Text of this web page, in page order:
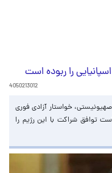
را ربوده است
4050213012
خواستار آزادی فوری
توافق شراکت با این رژیم را